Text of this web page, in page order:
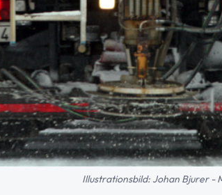
Illustrationsbild: Johan Bjurer -